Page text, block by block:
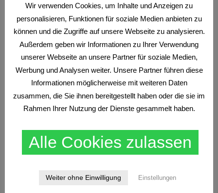
Grundkurs Scalp-Trading (1) Heiko Behrendt (1)
News (1)
Traden nach Marktstrukturen (3)
Wissen(9)
Neueste Beiträge
Bester CFD Broker 2026
Wir verwenden Cookies, um Inhalte und Anzeigen zu
personalisieren, Funktionen für soziale Medien anbieten zu
können und die Zugriffe auf unsere Webseite zu analysieren.
Außerdem geben wir Informationen zu Ihrer Verwendung
unserer Webseite an unsere Partner für soziale Medien,
Werbung und Analysen weiter. Unsere Partner führen diese
Informationen möglicherweise mit weiteren Daten
zusammen, die Sie ihnen bereitgestellt haben oder die sie im
Rahmen Ihrer Nutzung der Dienste gesammelt haben.
Alle Cookies zulassen
Weiter ohne Einwilligung Einstellungen